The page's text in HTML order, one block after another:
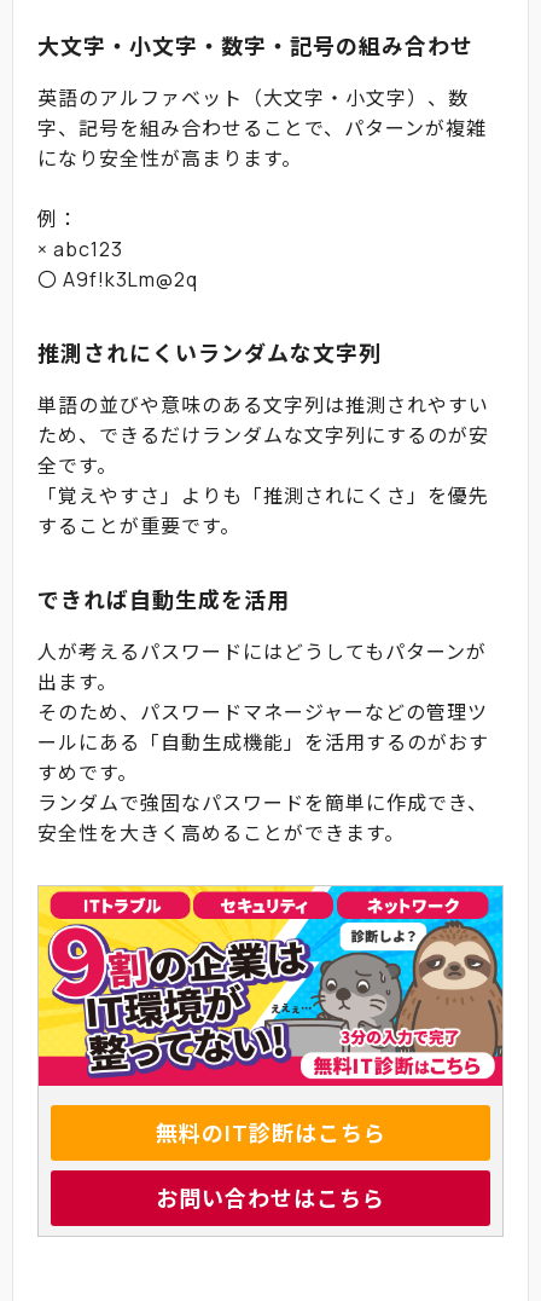
大文字・小文字・数字・記号の組み合わせ
英語のアルファベット（大文字・小文字）、数
字、記号を組み合わせることで、パターンが複雑
になり安全性が高まります。
例：
× abc123
〇 A9f!k3Lm@2q
推測されにくいランダムな文字列
単語の並びや意味のある文字列は推測されやすい
ため、できるだけランダムな文字列にするのが安
全です。
「覚えやすさ」よりも「推測されにくさ」を優先
することが重要です。
できれば自動生成を活用
人が考えるパスワードにはどうしてもパターンが
出ます。
そのため、パスワードマネージャーなどの管理ツ
ールにある「自動生成機能」を活用するのがおす
すめです。
ランダムで強固なパスワードを簡単に作成でき、
安全性を大きく高めることができます。
無料のIT診断はこちら
お問い合わせはこちら